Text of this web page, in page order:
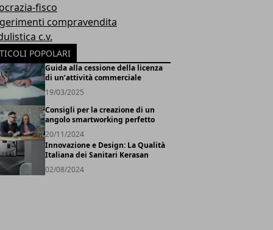
fisco
compravendita
c.v.
POPOLARI
Guida alla cessione della licenza
di un’attività commerciale
19/03/2025
Consigli per la creazione di un
angolo smartworking perfetto
20/11/2024
Innovazione e Design: La Qualità
Italiana dei Sanitari Kerasan
02/08/2024